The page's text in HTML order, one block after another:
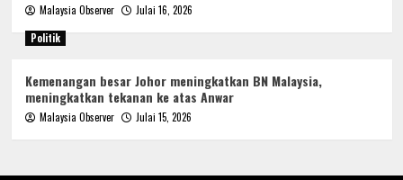
Malaysia Observer
Julai 16, 2026
Politik
Kemenangan besar Johor meningkatkan BN Malaysia,
meningkatkan tekanan ke atas Anwar
Malaysia Observer Julai 15, 2026